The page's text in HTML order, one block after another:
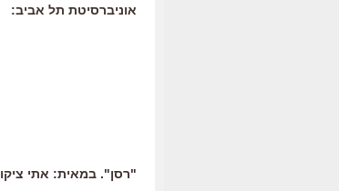
אוניברסיטת תל אביב:
"רסן". במאית: אתי ציקו